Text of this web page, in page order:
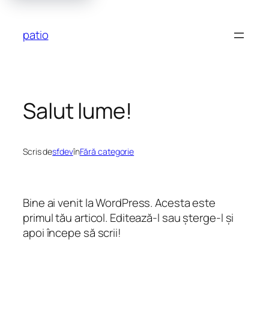
conținut
patio
Salut lume!
Scris desfdevînFără categorie
Bine ai venit la WordPress. Acesta este
primul tău articol. Editează-l sau șterge-l și
apoi începe să scrii!